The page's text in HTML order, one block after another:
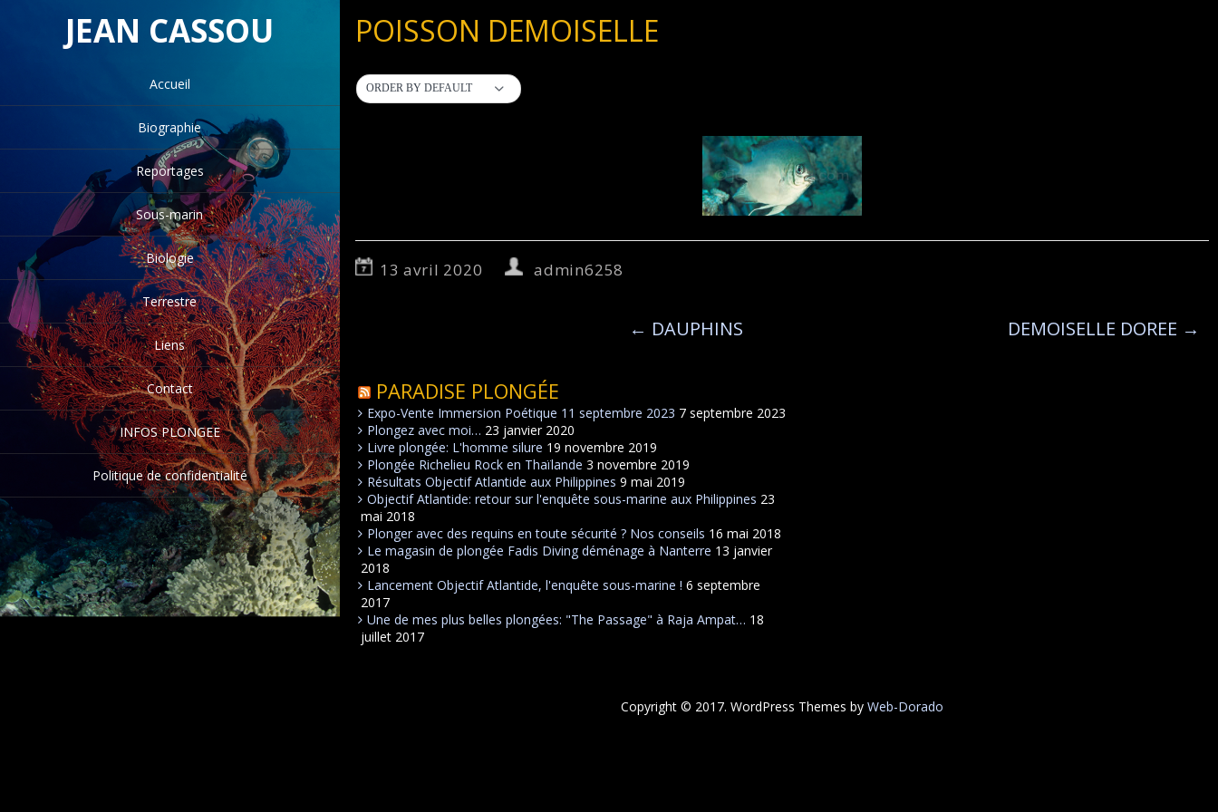
JEAN CASSOU
Accueil
Biographie
Reportages
Sous-marin
Biologie
Terrestre
Liens
Contact
INFOS PLONGEE
Politique de confidentialité
POISSON DEMOISELLE
ORDER BY DEFAULT
13 avril 2020 admin6258
← DAUPHINS DEMOISELLE DOREE →
PARADISE PLONGÉE
Expo-Vente Immersion Poétique 11 septembre 2023 7 septembre 2023
Plongez avec moi… 23 janvier 2020
Livre plongée: L'homme silure 19 novembre 2019
Plongée Richelieu Rock en Thaïlande 3 novembre 2019
Résultats Objectif Atlantide aux Philippines 9 mai 2019
Objectif Atlantide: retour sur l'enquête sous-marine aux Philippines 23
mai 2018
Plonger avec des requins en toute sécurité ? Nos conseils 16 mai 2018
Le magasin de plongée Fadis Diving déménage à Nanterre 13 janvier
2018
Lancement Objectif Atlantide, l'enquête sous-marine ! 6 septembre
2017
Une de mes plus belles plongées: "The Passage" à Raja Ampat… 18
juillet 2017
Copyright © 2017. WordPress Themes byWeb-Dorado